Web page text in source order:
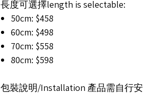
長度可選擇length is selectable:
50cm: $458
60cm: $498
70cm: $558
80cm: $598
包裝說明/Installation 產品需自行安